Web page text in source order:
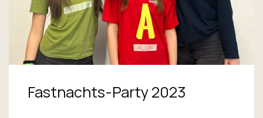
Fastnachts-Party 2023